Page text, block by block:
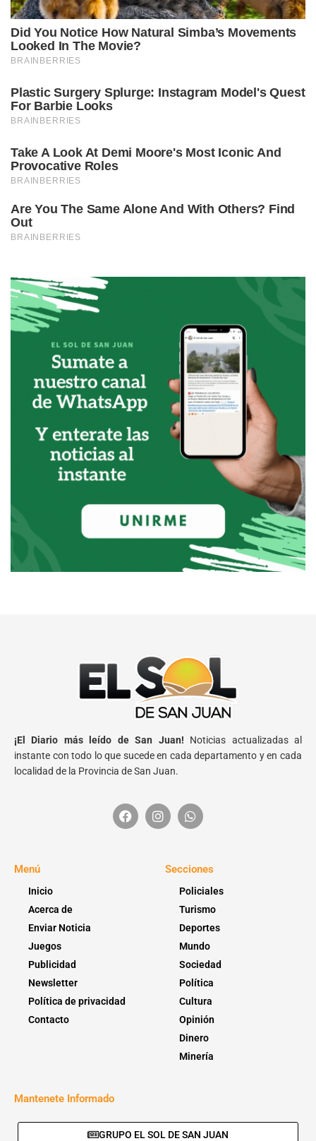
¡El Diario más leído de San Juan! Noticias actualizadas al
instante con todo lo que sucede en cada departamento y en cada
localidad de la Provincia de San Juan.
Menú
Inicio
Acerca de
Enviar Noticia
Juegos
Publicidad
Newsletter
Política de privacidad
Contacto
Secciones
Policiales
Turismo
Deportes
Mundo
Sociedad
Política
Cultura
Opinión
Dinero
Minería
Mantenete Informado
GRUPO EL SOL DE SAN JUAN